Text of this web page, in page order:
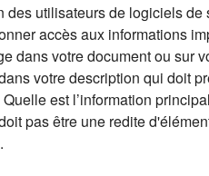
des utilisateurs de logiciels
accès aux informations
dans votre document ou sur
votre description qui doit
Quelle est l’information
pas être une redite